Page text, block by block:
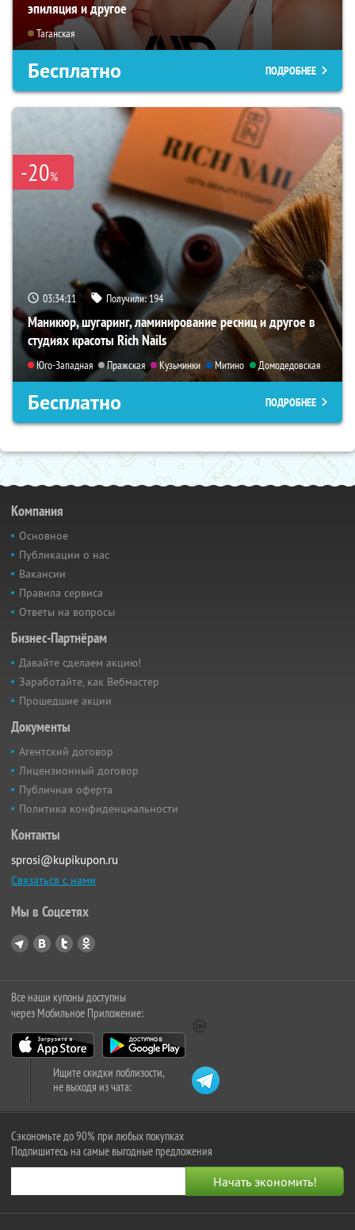
эпиляция и другое
Таганская
Бесплатно ПОДРОБНЕЕ
-20%
03:34:09 Получили:194
Маникюр, шугаринг, ламинирование ресниц и другое в
студиях красоты Rich Nails
Юго-Западная Пражская Кузьминки Митино Домодедовская
Бесплатно ПОДРОБНЕЕ
Компания
Основное
Публикации о нас
Вакансии
Правила сервиса
Ответы на вопросы
Бизнес-Партнёрам
Давайте сделаем акцию!
Заработайте, как Вебмастер
Прошедшие акции
Документы
Агентский договор
Лицензионный договор
Публичная оферта
Политика конфиденциальности
Контакты
sprosi@kupikupon.ru
Связаться с нами
Мы в Соцсетях
Все наши купоны доступны
через Мобильное Приложение:
Ищите скидки поблизости,
не выходя из чата:
Сэкономьте до 90% при любых покупках
Подпишитесь на самые выгодные предложения